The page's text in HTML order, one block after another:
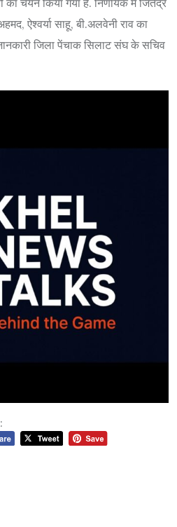
ऐश्वर्या साहू, बी.अलवेनी राव का
जिला पेंचाक सिलाट संघ के सचिव